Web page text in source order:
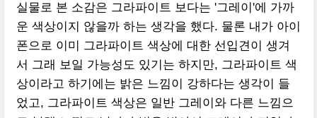
실물로 본 소감은 그라파이트 보다는 '그레이'에 가까
운 색상이지 않을까 하는 생각을 했다. 물론 내가 아이
폰으로 이미 그라파이트 색상에 대한 선입견이 생겨
서 그래 보일 가능성도 있기는 하지만, 그라파이트 색
상이라고 하기에는 밝은 느낌이 강하다는 생각이 들
었고, 그라파이트 색상은 일반 그레이와 다른 느낌으